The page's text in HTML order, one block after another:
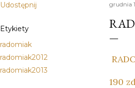
Udostępnij
Etykiety
radomiak
radomiak2012
radomiak2013
grudnia
190